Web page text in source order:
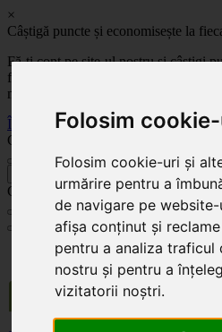
Folosim
Folosim cookie-uri și
urmărire pentru a
de navigare pe
afișa conținut și
pentru a analiza traficul
nostru și pentru a
vizitatorii noștri.
×
Câștigă puncte și economisește la
Fă-ți cont pe site-ul nostru și câștigi
fiecare comandă! Cu cât comanzi
mult!
Înregistrează-te acum
Celoplast
Celoplast
Transportul este GRATUIT pentru comenzile
valoare de 100 Lei. Expediere